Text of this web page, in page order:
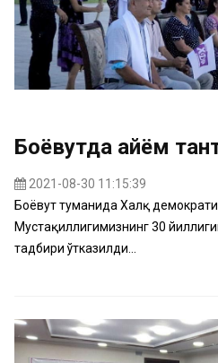
Боёвутда айём
2021-08-30 11:15:39
Боёвут туманида Халқ
Мустақиллигимизнинг 30
тадбири ўтказилди...